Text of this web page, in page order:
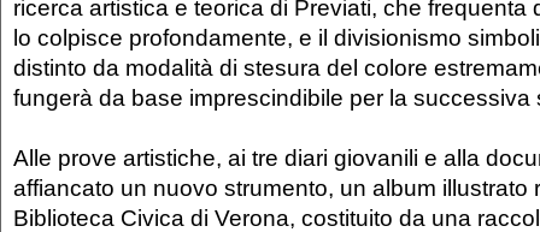
ricerca artistica e teorica di Previati, che frequenta
lo colpisce profondamente, e il divisionismo
distinto da modalità di stesura del colore
fungerà da base imprescindibile per la
Alle prove artistiche, ai tre diari giovanili e alla
affiancato un nuovo strumento, un album illustrato
Biblioteca Civica di Verona, costituito da una